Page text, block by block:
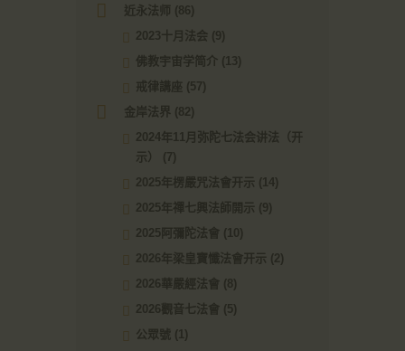
近永法师
(86)
2023十月法会 (9)
佛教宇宙学简介 (13)
戒律講座 (57)
金岸法界 (82)
2024年11月弥陀七法会讲法（开
示）
(7)
2025年楞嚴咒法會开示 (14)
2025年禪七興法師開示 (9)
2025阿彌陀法會 (10)
2026年梁皇寶懺法會开示 (2)
2026華嚴經法會 (8)
2026觀音七法會 (5)
公眾號
(1)